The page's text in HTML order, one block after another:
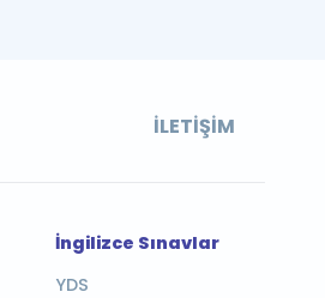
İLETIŞIM
İngilizce Sınavlar
YDS